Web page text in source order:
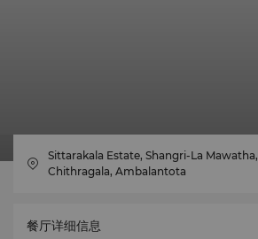
Sittarakala Estate, Shangri-La Mawatha,
Chithragala, Ambalantota
餐厅详细信息